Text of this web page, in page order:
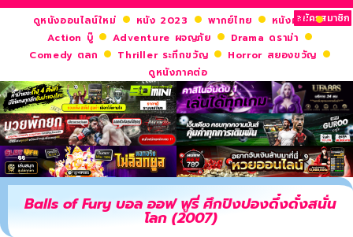
สมัครสมาชิก
ดูหนังออนไลน์ใหม่ หนัง 2023 พากย์ไทย
หนังฝรั่ง
Action บู๊
Adventure ผจญภัย
Drama ดราม่า
Comedy ตลก
Thriller ระทึกขวัญ
Horror สยองขวัญ
ดูหนังภาคต่อ
Balls of Fury บอล ออฟ ฟูรี่ ศึกปิงปองดึ๋งดั๋งสนั่น
โลก (2007)